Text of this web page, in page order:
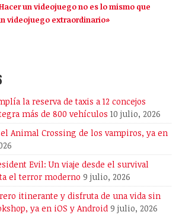
un videojuego no es lo mismo que
videojuego extraordinario»
la reserva de taxis a 12 concejos
más de 800 vehículos 10 julio, 2026
Animal Crossing de los vampiros, ya en
Evil: Un viaje desde el survival
el terror moderno 9 julio, 2026
itinerante y disfruta de una vida sin
ya en iOS y Android 9 julio, 2026